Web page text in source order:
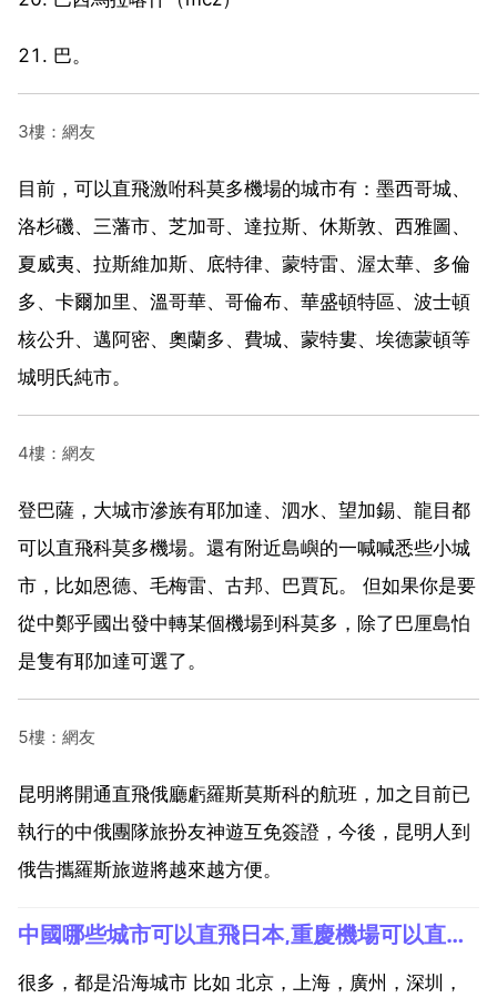
21. 巴。
3樓：網友
目前，可以直飛激咐科莫多機場的城市有：墨西哥城、
洛杉磯、三藩市、芝加哥、達拉斯、休斯敦、西雅圖、
夏威夷、拉斯維加斯、底特律、蒙特雷、渥太華、多倫
多、卡爾加里、溫哥華、哥倫布、華盛頓特區、波士頓
核公升、邁阿密、奧蘭多、費城、蒙特婁、埃德蒙頓等
城明氏純市。
4樓：網友
登巴薩，大城市滲族有耶加達、泗水、望加錫、龍目都
可以直飛科莫多機場。還有附近島嶼的一喊喊悉些小城
市，比如恩德、毛梅雷、古邦、巴賈瓦。 但如果你是要
從中鄭乎國出發中轉某個機場到科莫多，除了巴厘島怕
是隻有耶加達可選了。
5樓：網友
昆明將開通直飛俄廳虧羅斯莫斯科的航班，加之目前已
執行的中俄團隊旅扮友神遊互免簽證，今後，昆明人到
俄告攜羅斯旅遊將越來越方便。
中國哪些城市可以直飛日本,重慶機場可以直飛日本那些機場
很多，都是沿海城市 比如 北京，上海，廣州，深圳，